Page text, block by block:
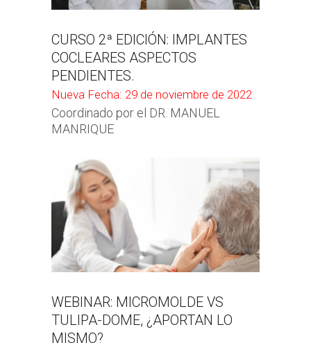
CURSO 2ª EDICIÓN: IMPLANTES
COCLEARES ASPECTOS
PENDIENTES.
Nueva Fecha: 29 de noviembre de 2022
Coordinado por el DR. MANUEL
MANRIQUE
WEBINAR: MICROMOLDE VS
TULIPA-DOME, ¿APORTAN LO
MISMO?